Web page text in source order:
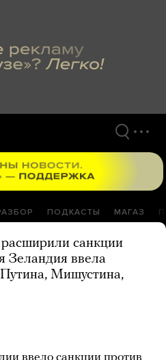
ПОДКАСТЫ МАГАЗ
санкции
Зеландия ввела
Мишустина,